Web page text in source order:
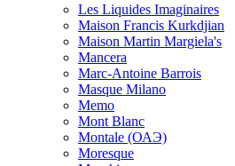
Les Liquides Imaginaires
Maison Francis Kurkdjian
Maison Martin Margiela's
Mancera
Marc-Antoine Barrois
Masque Milano
Memo
Mont Blanc
Montale (ОАЭ)
Moresque